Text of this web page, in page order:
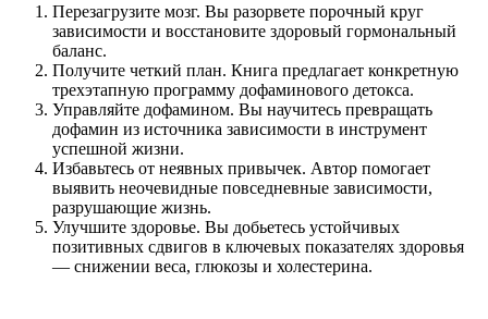
Перезагрузите мозг. Вы разорвете порочный круг
зависимости и восстановите здоровый гормональный
баланс.
Получите четкий план. Книга предлагает конкретную
трехэтапную программу дофаминового детокса.
Управляйте дофамином. Вы научитесь превращать
дофамин из источника зависимости в инструмент
успешной жизни.
Избавьтесь от неявных привычек. Автор помогает
выявить неочевидные повседневные зависимости,
разрушающие жизнь.
Улучшите здоровье. Вы добьетесь устойчивых
позитивных сдвигов в ключевых показателях здоровья
— снижении веса, глюкозы и холестерина.